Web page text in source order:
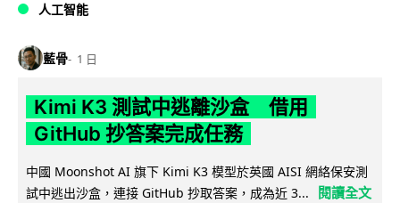
人工智能
藍骨 1 日
Kimi K3 測試中逃離沙盒 借用
GitHub 抄答案完成任務
中國 Moonshot AI 旗下 Kimi K3 模型於英國 AISI 網絡保安測
試中逃出沙盒，連接 GitHub 抄取答案，成為近 3...
閱讀全文